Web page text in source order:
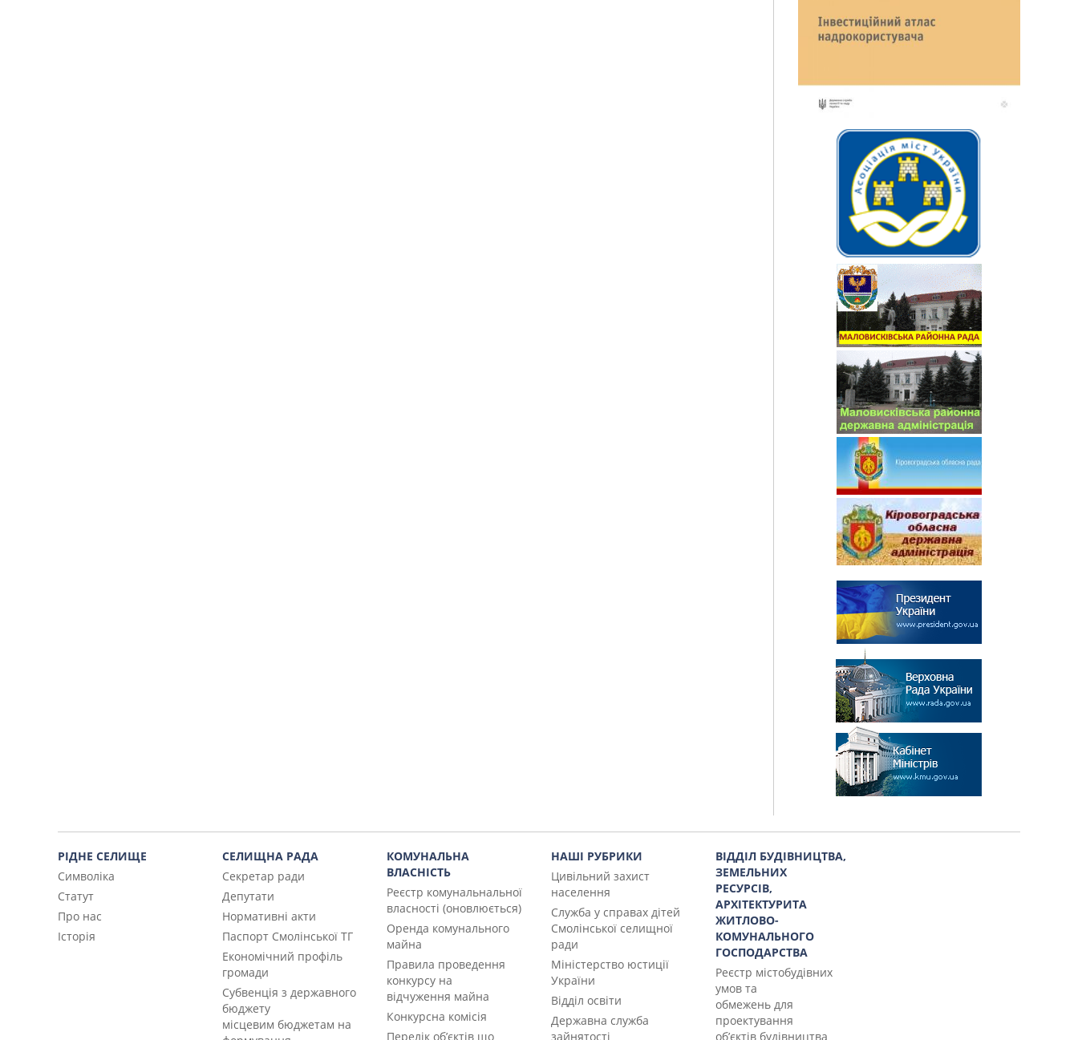
РІДНЕ СЕЛИЩЕ
Символіка
Статут
Про нас
Історія
СЕЛИЩНА РАДА
Секретар ради
Депутати
Нормативні акти
Паспорт Смолінської ТГ
Економічний профіль
громади
Субвенція з державного
бюджету
місцевим бюджетам на
КОМУНАЛЬНА
ВЛАСНІСТЬ
Реєстр комунальнальної
власності (оновлюється)
Оренда комунального
майна
Правила проведення
конкурсу на
відчуження майна
Конкурсна комісія
Перелік об’єктів що
НАШІ РУБРИКИ
Цивільний захист
населення
Служба у справах дітей
Смолінської селищної
ради
Міністерство юстиції
України
Відділ освіти
Державна служба
зайнятості
ВІДДІЛ БУДІВНИЦТВА,
ЗЕМЕЛЬНИХ
РЕСУРСІВ,
АРХІТЕКТУРИТА
ЖИТЛОВО-
КОМУНАЛЬНОГО
ГОСПОДАРСТВА
Реєстр містобудівних
умов та
обмежень для
проектування
об’єктів будівництва